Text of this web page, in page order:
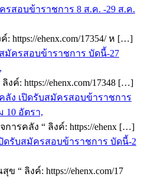
สอบข้าราชการ 8 ส.ค. -29 ส.ค.
ehenx.com/17354/ ห […]
มัครสอบข้าราชการ บัดนี้-27
: https://ehenx.com/17348 […]
ลัง เปิดรับสมัครสอบข้าราชการ
10 อัตรา,
รคลัง “ ลิงค์: https://ehenx […]
ดรับสมัครสอบข้าราชการ บัดนี้-2
ลิงค์: https://ehenx.com/17